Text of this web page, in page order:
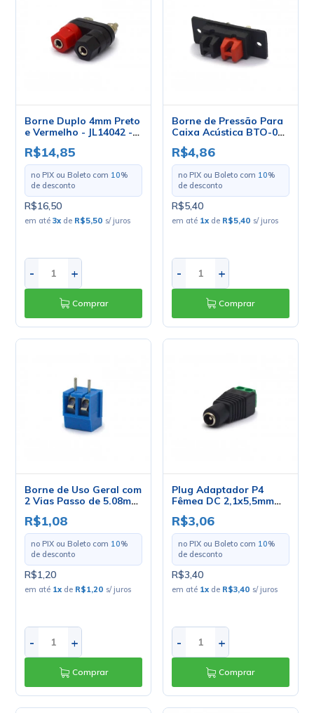
Borne Duplo 4mm Preto
e Vermelho - JL14042 -
R$14,85
no PIX ou Boleto com 10%
de desconto
R$16,50
em até3x de R$5,50 s/ juros
- +
Comprar
Borne de Pressão Para
Caixa Acústica BTO-02
R$4,86
no PIX ou Boleto com 10%
de desconto
R$5,40
em até 1x de R$5,40 s/ juros
- +
Comprar
Borne de Uso Geral com
2 Vias Passo de 5.08mm
- KRE2 WP-300-2P
R$1,08
no PIX ou Boleto com 10%
de desconto
R$1,20
em até 1x de R$1,20 s/ juros
- +
Comprar
Plug Adaptador P4
Fêmea DC 2,1x5,5mm
para Borne de 2 Vias
Macho KRE2 - 35098
R$3,06
no PIX ou Boleto com 10%
de desconto
R$3,40
em até 1x de R$3,40 s/ juros
- +
Comprar